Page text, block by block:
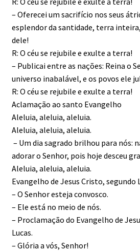
– Oferecei um sacrifício nos seus
esplendor da santidade, terra
dele!
R: O céu se rejubile e exulte a terra!
– Publicai entre as nações: Reina o
universo inabalável, e os povos ele
R: O céu se rejubile e exulte a terra!
Aclamação ao santo Evangelho
Aleluia, aleluia, aleluia.
Aleluia, aleluia, aleluia.
– Um dia sagrado brilhou para nós:
adorar o Senhor, pois hoje desceu
Aleluia, aleluia, aleluia.
Evangelho de Jesus Cristo, segundo
– O Senhor esteja convosco.
– Ele está no meio de nós.
– Proclamação do Evangelho de
Lucas.
– Glória a vós, Senhor!